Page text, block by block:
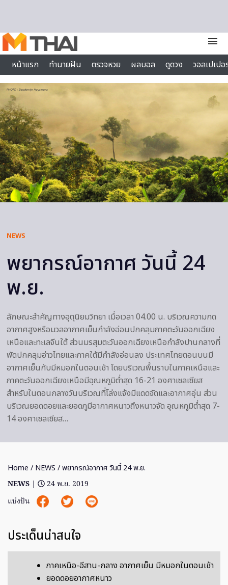
menu
หน้าแรก
ทำนายฝัน ตรวจหวย ผลบอล ดูดวง
วอลเปเป
ไลฟ์สไตล์
NEWS
พยากรณ์อากาศ วันนี้ 24
พ.ย.
ลักษณะสำคัญทางอุตุนิยมวิทยา เมื่อเวลา 04.00 น. บริเวณความกด
อากาศสูงหรือมวลอากาศเย็นกำลังอ่อนปกคลุมภาคตะวันออกเฉียง
เหนือและทะเลจีนใต้ ส่วนมรสุมตะวันออกเฉียงเหนือกำลังปานกลางที่
พัดปกคลุมอ่าวไทยและภาคใต้มีกำลังอ่อนลง ประเทศไทยตอนบนมี
อากาศเย็นกับมีหมอกในตอนเช้า โดยบริเวณพื้นราบในภาคเหนือและ
ภาคตะวันออกเฉียงเหนือมีอุณหภูมิต่ำสุด 16-21 องศาเซลเซียส
สำหรับในตอนกลางวันบริเวณที่โล่งแจ้งมีแดดจัดและอากาศอุ่น ส่วน
บริเวณยอดดอยและยอดภูมีอากาศหนาวถึงหนาวจัด อุณหภูมิต่ำสุด 7-
14 องศาเซลเซียส…
Home / NEWS / พยากรณ์อากาศ วันนี้ 24 พ.ย.
NEWS |
24 พ.ย. 2019
แบ่งปัน
ประเด็นน่าสนใจ
ภาคเหนือ-อีสาน-กลาง อากาศเย็น มีหมอกในตอนเช้า
ยอดดอยอากาศหนาว